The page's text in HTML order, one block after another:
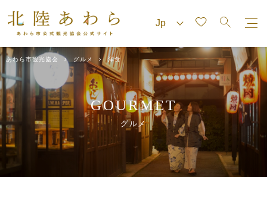
あわら市観光協会 グルメ 洋食
GOURMET
グルメ